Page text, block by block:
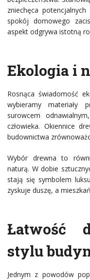
zniechęca
spokój domowego
aspekt odgrywa istotną
Ekologia i
Rosnąca świadomość
wybieramy materiały
surowcem
człowieka. Okiennice
budownictwa
Wybór drewna to
naturą. W dobie
stają się symbolem
zyskuje duszę, a
Łatwość
stylu
Jednym z powodów